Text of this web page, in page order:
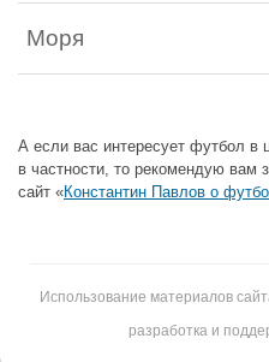
Моря
А если вас интересует футбол в
в частности, то рекомендую вам
сайт «Константин Павлов о
Использование материалов
разработка и